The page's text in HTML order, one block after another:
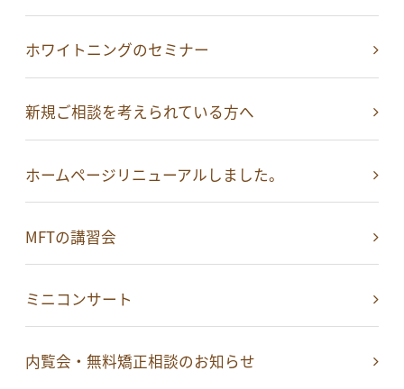
ホワイトニングのセミナー
新規ご相談を考えられている方へ
ホームページリニューアルしました。
MFTの講習会
ミニコンサート
内覧会・無料矯正相談のお知らせ